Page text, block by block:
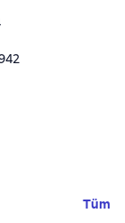
Tüm